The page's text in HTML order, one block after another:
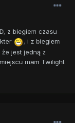
z biegiem czasu
, i z biegiem
jest jedną z
mam Twilight